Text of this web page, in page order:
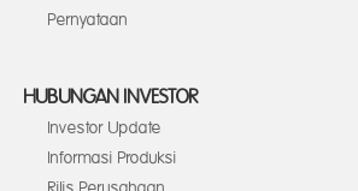
Pernyataan
HUBUNGAN INVESTOR
Investor Update
Informasi Produksi